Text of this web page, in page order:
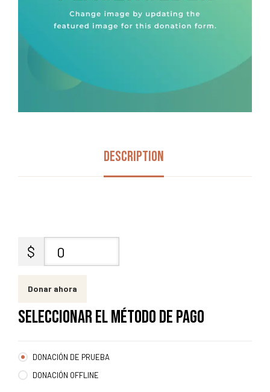
Description
$ 0
Donar ahora
SELECCIONAR EL MÉTODO DE PAGO
DONACIÓN DE PRUEBA
DONACIÓN OFFLINE